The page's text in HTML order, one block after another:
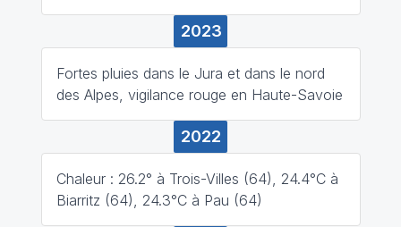
2023
Fortes pluies dans le Jura et dans le nord
des Alpes, vigilance rouge en Haute-Savoie
2022
Chaleur : 26.2° à Trois-Villes (64), 24.4°C à
Biarritz (64), 24.3°C à Pau (64)